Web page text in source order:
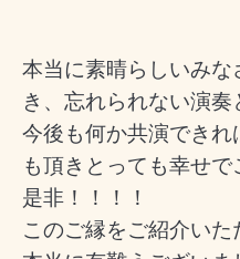
本当に素晴らしいみ
き、忘れられない演奏
今後も何か共演でき
も頂きとっても幸せで
是非！！！！
このご縁をご紹介い